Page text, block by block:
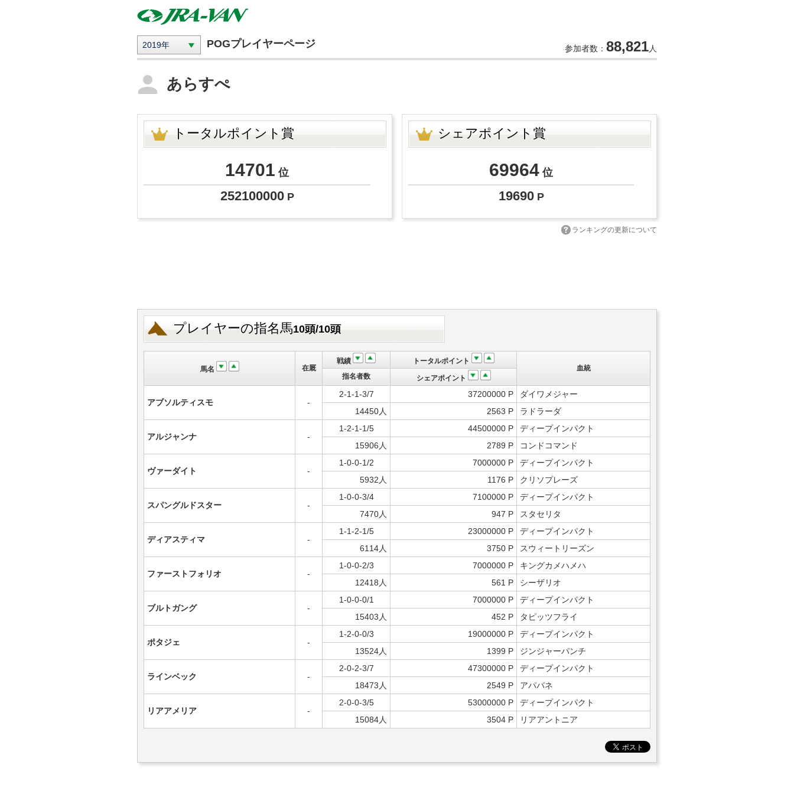
2019年 POGプレイヤーページ 参加者数： 88,821人
あらすぺ
トータルポイント賞
14701 位
252100000P
シェアポイント賞
69964 位
19690P
ランキングの更新について
プレイヤーの指名馬10頭/10頭
馬名 在厩
戦績
トータルポイント
血統
指名者数
シェアポイント
アブソルティスモ -
2-1-1-3/7 37200000 P
ダイワメジャー
14450人
2563 P ラドラーダ
アルジャンナ -
1-2-1-1/5 44500000 P
ディープインパクト
15906人
2789 P コンドコマンド
ヴァーダイト -
1-0-0-1/2 7000000 P
ディープインパクト
5932人
1176 P クリソプレーズ
スパングルドスター -
1-0-0-3/4 7100000 P
ディープインパクト
7470人
947 P スタセリタ
ディアスティマ -
1-1-2-1/5 23000000 P
ディープインパクト
6114人
3750 P スウィートリーズン
ファーストフォリオ -
1-0-0-2/3 7000000 P
キングカメハメハ
12418人
561 P シーザリオ
ブルトガング -
1-0-0-0/1 7000000 P
ディープインパクト
15403人
452 P タピッツフライ
ポタジェ -
1-2-0-0/3 19000000 P
ディープインパクト
13524人
1399 P ジンジャーパンチ
ラインベック -
2-0-2-3/7 47300000 P
ディープインパクト
18473人
2549 P アパパネ
リアアメリア -
2-0-0-3/5 53000000 P
ディープインパクト
15084人
3504 P リアアントニア